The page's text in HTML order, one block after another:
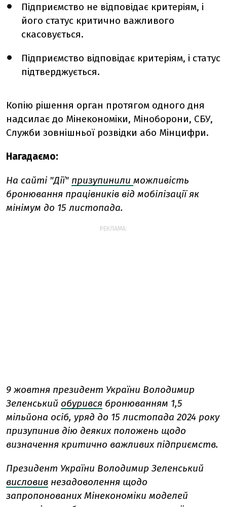
Підприємство не відповідає критеріям, і
його статус критично важливого
скасовується.
Підприємство відповідає критеріям, і статус
підтверджується.
Копію рішення орган протягом одного дня
надсилає до Мінекономіки, Міноборони, СБУ,
Служби зовнішньої розвідки або Мінцифри.
Нагадаємо:
На сайті "Дії" призупинили можливість
бронювання працівників від мобілізації як
мінімум до 15 листопада.
РЕКЛАМА:
9 жовтня президент України Володимир
Зеленський обурився бронюванням 1,5
мільйона осіб, уряд до 15 листопада 2024 року
призупинив дію деяких положень щодо
визначення критично важливих підприємств.
Президент України Володимир Зеленський
висловив незадоволення щодо
запропонованих Мінекономіки моделей